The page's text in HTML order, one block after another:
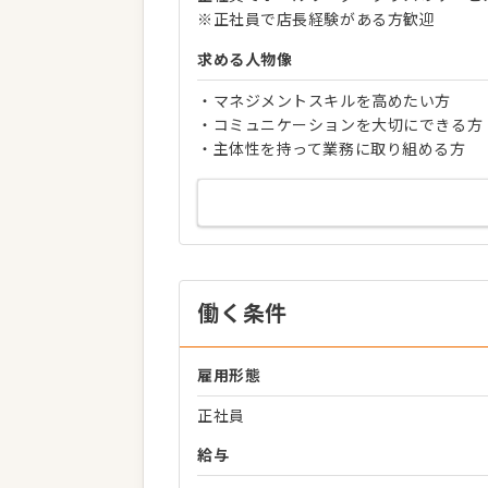
※正社員で店長経験がある方歓迎
求める人物像
・マネジメントスキルを高めたい方
・コミュニケーションを大切にできる方
・主体性を持って業務に取り組める方
働く条件
雇用形態
正社員
給与